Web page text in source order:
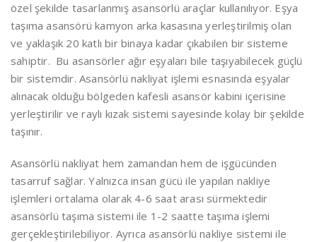
özel şekilde tasarlanmış asansörlü araçlar kullanılıyor. Eşya
taşıma asansörü kamyon arka kasasına yerleştirilmiş olan
ve yaklaşık 20 katlı bir binaya kadar çıkabilen bir sisteme
sahiptir. Bu asansörler ağır eşyaları bile taşıyabilecek güçlü
bir sistemdir. Asansörlü nakliyat işlemi esnasında eşyalar
alınacak olduğu bölgeden kafesli asansör kabini içerisine
yerleştirilir ve raylı kızak sistemi sayesinde kolay bir şekilde
taşınır.
Asansörlü nakliyat hem zamandan hem de işgücünden
tasarruf sağlar. Yalnızca insan gücü ile yapılan nakliye
işlemleri ortalama olarak 4-6 saat arası sürmektedir
asansörlü taşıma sistemi ile 1-2 saatte taşıma işlemi
gerçekleştirilebiliyor. Ayrıca asansörlü nakliye sistemi ile